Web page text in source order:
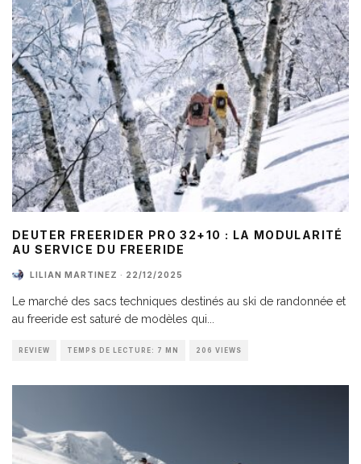
DEUTER FREERIDER PRO 32+10 : LA MODULARITÉ
AU SERVICE DU FREERIDE
LILIAN MARTINEZ · 22/12/2025
Le marché des sacs techniques destinés au ski de randonnée et
au freeride est saturé de modèles qui
REVIEW TEMPS DE LECTURE: 7 MN 206 VIEWS